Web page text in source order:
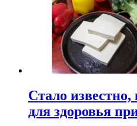
Стало
для здоровья